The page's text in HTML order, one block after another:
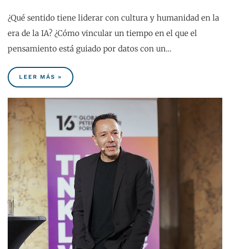
¿Qué sentido tiene liderar con cultura y humanidad en la
era de la IA? ¿Cómo vincular un tiempo en el que el
pensamiento está guiado por datos con un…
LEER MÁS »